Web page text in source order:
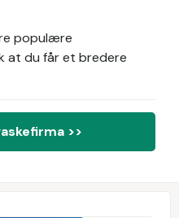
populære
at du får et bredere
>>